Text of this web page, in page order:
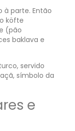
à parte. Então
köfte
(pão
baklava e
servido
símbolo da
e